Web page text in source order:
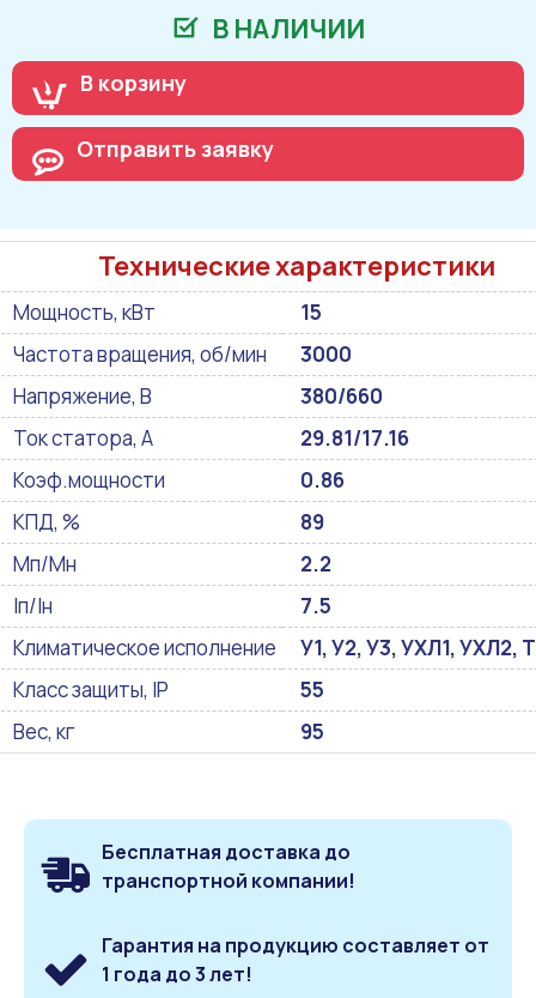
В НАЛИЧИИ
В корзину
Отправить заявку
Технические характеристики
Мощность, кВт
15
Частота вращения, об/мин
3000
Напряжение, В
380/660
Ток статора, А
29.81/17.16
Коэф.мощности
0.86
КПД, %
89
Мп/Мн
2.2
Iп/Iн
7.5
Климатическое исполнение
У1, У2, У3, УХЛ1, УХЛ2,
Класс защиты, IP
55
Вес, кг
95
Бесплатная доставка до
транспортной компании!
Гарантия на продукцию составляет от
1 года до 3 лет!